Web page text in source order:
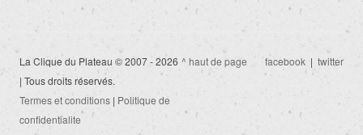
La Clique du Plateau © 2007 - 2026
| Tous droits réservés.
Termes et conditions | Politique de
confidentialite
^ haut de page facebook | twitter